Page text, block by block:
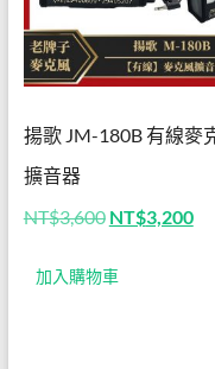
網站
─JM-
有線
麥克
音器
風
揚歌 JM-180B 有線麥
擴音器
NT$3,600 原
價
格：
NT$3,200目
加入購物車